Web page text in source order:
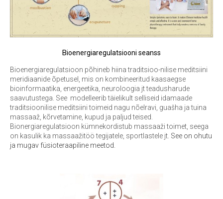
Bioenergiaregulatsiooni seanss
Bioenergiaregulatsioon põhineb hiina traditsioo-nilise meditsiini
meridiaanide õpetusel, mis on kombineeritud kaasaegse
bioinformaatika, energeetika, neuroloogia jt teadusharude
saavutustega. See modelleerib täielikult selliseid idamaade
traditsioonilise meditsiini toimeid nagu nõelravi, guašha ja tuina
massaaž, kõrvetamine, kupud ja paljud teised.
Bionergiaregulatsioon kümnekordistub massaaži toimet, seega
on kasulik ka massaažitöö tegijatele, sportlastele jt. See on ohutu
ja mugav füsioteraapiline meetod.